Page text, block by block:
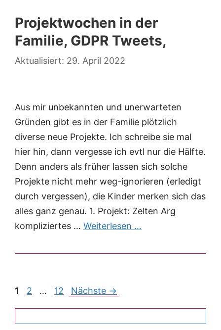
Projektwochen in der
Familie, GDPR Tweets,
29. April 2022
Aus mir unbekannten und unerwarteten
Gründen gibt es in der Familie plötzlich
diverse neue Projekte. Ich schreibe sie mal
hier hin, dann vergesse ich evtl nur die Hälfte.
Denn anders als früher lassen sich solche
Projekte nicht mehr weg-ignorieren (erledigt
durch vergessen), die Kinder merken sich das
alles ganz genau. 1. Projekt: Zelten Arg
kompliziertes … Weiterlesen …
Post
1 2 … 12 Nächste →